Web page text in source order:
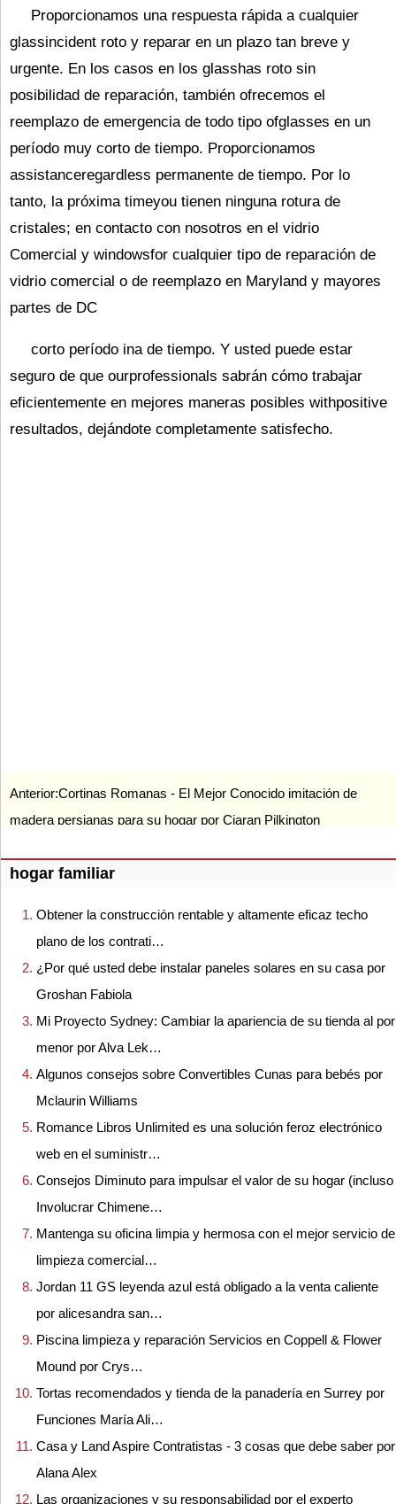
Proporcionamos una respuesta rápida a cualquier
glassincident roto y reparar en un plazo tan breve y
urgente. En los casos en los glasshas roto sin
posibilidad de reparación, también ofrecemos el
reemplazo de emergencia de todo tipo ofglasses en un
período muy corto de tiempo. Proporcionamos
assistanceregardless permanente de tiempo. Por lo
tanto, la próxima timeyou tienen ninguna rotura de
cristales; en contacto con nosotros en el vidrio
Comercial y windowsfor cualquier tipo de reparación de
vidrio comercial o de reemplazo en Maryland y mayores
partes de DC
corto período ina de tiempo. Y usted puede estar
seguro de que ourprofessionals sabrán cómo trabajar
eficientemente en mejores maneras posibles withpositive
resultados, dejándote completamente satisfecho.
Anterior:Cortinas Romanas - El Mejor Conocido imitación de
madera persianas para su hogar por Ciaran Pilkington
hogar familiar
Obtener la construcción rentable y altamente eficaz techo
plano de los contrati…
¿Por qué usted debe instalar paneles solares en su casa por
Groshan Fabiola
Mi Proyecto Sydney: Cambiar la apariencia de su tienda al por
menor por Alva Lek…
Algunos consejos sobre Convertibles Cunas para bebés por
Mclaurin Williams
Romance Libros Unlimited es una solución feroz electrónico
web en el suministr…
Consejos Diminuto para impulsar el valor de su hogar (incluso
Involucrar Chimene…
Mantenga su oficina limpia y hermosa con el mejor servicio de
limpieza comercial…
Jordan 11 GS leyenda azul está obligado a la venta caliente
por alicesandra san…
Piscina limpieza y reparación Servicios en Coppell & Flower
Mound por Crys…
Tortas recomendados y tienda de la panadería en Surrey por
Funciones María Ali…
Casa y Land Aspire Contratistas - 3 cosas que debe saber por
Alana Alex
Las organizaciones y su responsabilidad por el experto